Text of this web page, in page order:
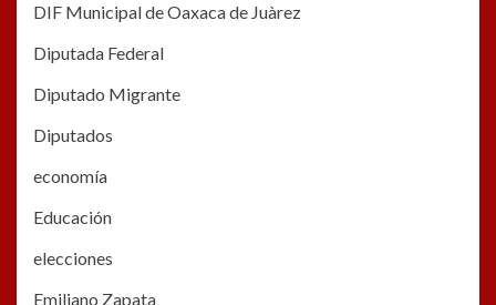
DIF Municipal de Oaxaca de Juàrez
Diputada Federal
Diputado Migrante
Diputados
economía
Educación
elecciones
Emiliano Zapata